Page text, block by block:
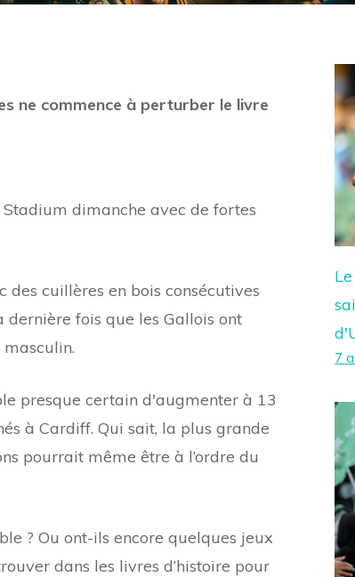
ne commence à perturber le livre
dimanche avec de fortes
cuillères en bois consécutives
fois que les Gallois ont
presque certain d'augmenter à 13
à Cardiff. Qui sait, la plus grande
pourrait même être à l’ordre du
? Ou ont-ils encore quelques jeux
dans les livres d’histoire pour
7